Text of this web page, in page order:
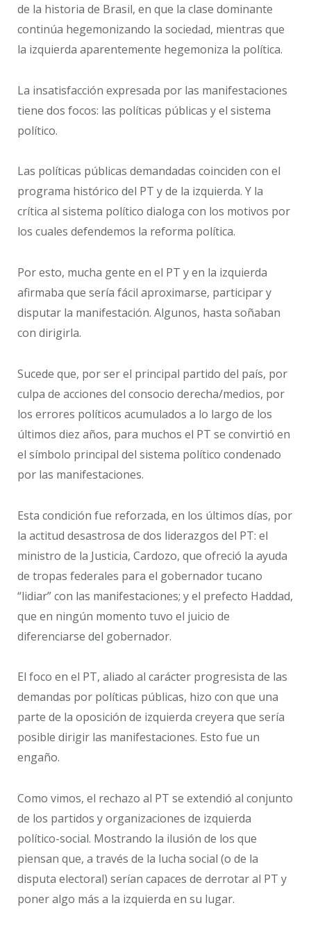
de la historia de Brasil, en que la clase dominante
continúa hegemonizando la sociedad, mientras que
la izquierda aparentemente hegemoniza la política.
La insatisfacción expresada por las manifestaciones
tiene dos focos: las políticas públicas y el sistema
político.
Las políticas públicas demandadas coinciden con el
programa histórico del PT y de la izquierda. Y la
crítica al sistema político dialoga con los motivos por
los cuales defendemos la reforma política.
Por esto, mucha gente en el PT y en la izquierda
afirmaba que sería fácil aproximarse, participar y
disputar la manifestación. Algunos, hasta soñaban
con dirigirla.
Sucede que, por ser el principal partido del país, por
culpa de acciones del consocio derecha/medios, por
los errores políticos acumulados a lo largo de los
últimos diez años, para muchos el PT se convirtió en
el símbolo principal del sistema político condenado
por las manifestaciones.
Esta condición fue reforzada, en los últimos días, por
la actitud desastrosa de dos liderazgos del PT: el
ministro de la Justicia, Cardozo, que ofreció la ayuda
de tropas federales para el gobernador tucano
“lidiar” con las manifestaciones; y el prefecto Haddad,
que en ningún momento tuvo el juicio de
diferenciarse del gobernador.
El foco en el PT, aliado al carácter progresista de las
demandas por políticas públicas, hizo con que una
parte de la oposición de izquierda creyera que sería
posible dirigir las manifestaciones. Esto fue un
engaño.
Como vimos, el rechazo al PT se extendió al conjunto
de los partidos y organizaciones de izquierda
político-social. Mostrando la ilusión de los que
piensan que, a través de la lucha social (o de la
disputa electoral) serían capaces de derrotar al PT y
poner algo más a la izquierda en su lugar.